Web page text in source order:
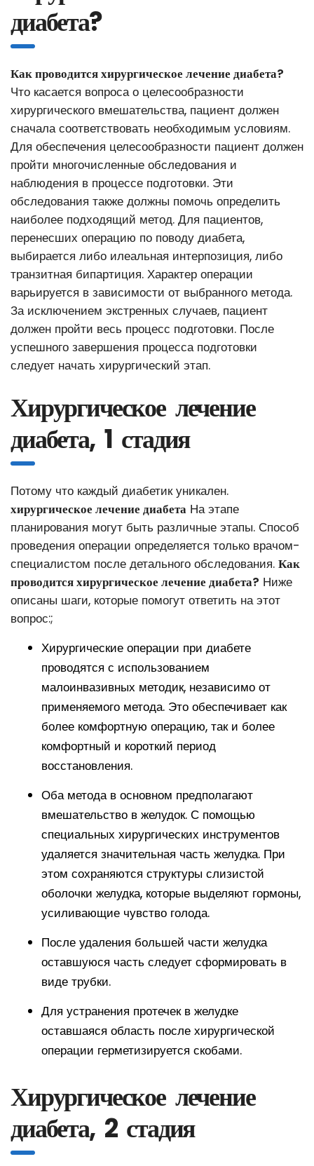
диабета?
Как проводится хирургическое лечение диабета?
Что касается вопроса о целесообразности
хирургического вмешательства, пациент должен
сначала соответствовать необходимым условиям.
Для обеспечения целесообразности пациент должен
пройти многочисленные обследования и
наблюдения в процессе подготовки. Эти
обследования также должны помочь определить
наиболее подходящий метод. Для пациентов,
перенесших операцию по поводу диабета,
выбирается либо илеальная интерпозиция, либо
транзитная бипартиция. Характер операции
варьируется в зависимости от выбранного метода.
За исключением экстренных случаев, пациент
должен пройти весь процесс подготовки. После
успешного завершения процесса подготовки
следует начать хирургический этап.
Хирургическое лечение
диабета, 1 стадия
Потому что каждый диабетик уникален.
хирургическое лечение диабета На этапе
планирования могут быть различные этапы. Способ
проведения операции определяется только врачом-
специалистом после детального обследования. Как
проводится хирургическое лечение диабета? Ниже
описаны шаги, которые помогут ответить на этот
вопрос:;
Хирургические операции при диабете
проводятся с использованием
малоинвазивных методик, независимо от
применяемого метода. Это обеспечивает как
более комфортную операцию, так и более
комфортный и короткий период
восстановления.
Оба метода в основном предполагают
вмешательство в желудок. С помощью
специальных хирургических инструментов
удаляется значительная часть желудка. При
этом сохраняются структуры слизистой
оболочки желудка, которые выделяют гормоны,
усиливающие чувство голода.
После удаления большей части желудка
оставшуюся часть следует сформировать в
виде трубки.
Для устранения протечек в желудке
оставшаяся область после хирургической
операции герметизируется скобами.
Хирургическое лечение
диабета, 2 стадия